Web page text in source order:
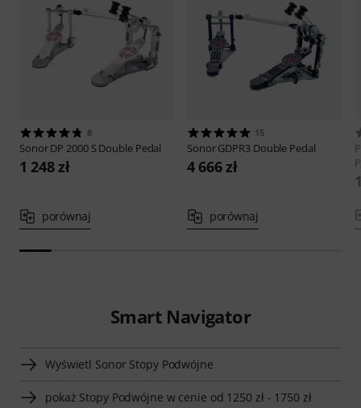
8
SonorDP 2000 S Double Pedal
1 248 zł
porównaj
15
SonorGDPR3 Double Pedal
4 666 zł
porównaj
Smart Navigator
Wyświetl Sonor Stopy Podwójne
pokaż Stopy Podwójne w cenie od 1250 zł - 1750 zł